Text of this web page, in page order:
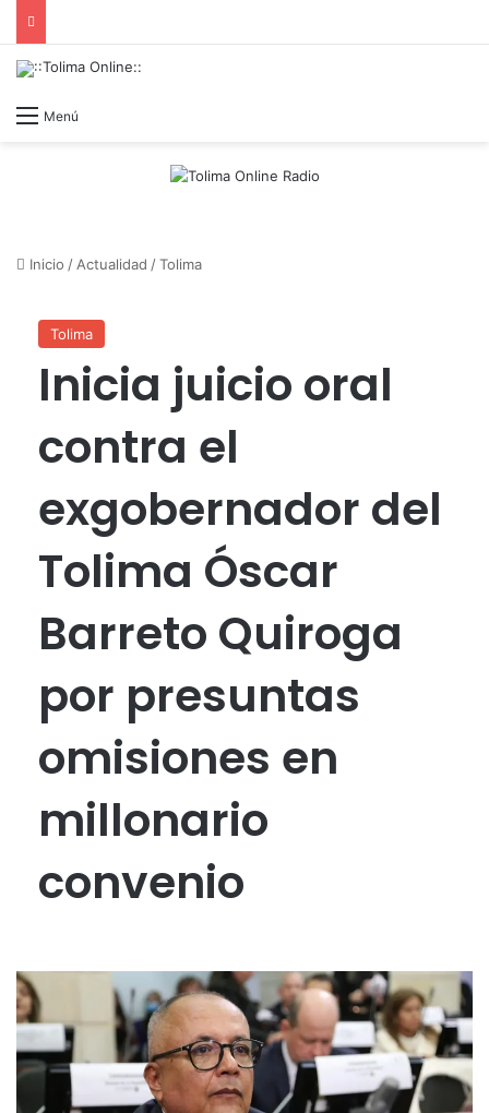
Menú
Inicio / Actualidad /Tolima
Tolima
Inicia juicio oral
contra el
exgobernador del
Tolima Óscar
Barreto Quiroga
por presuntas
omisiones en
millonario
convenio